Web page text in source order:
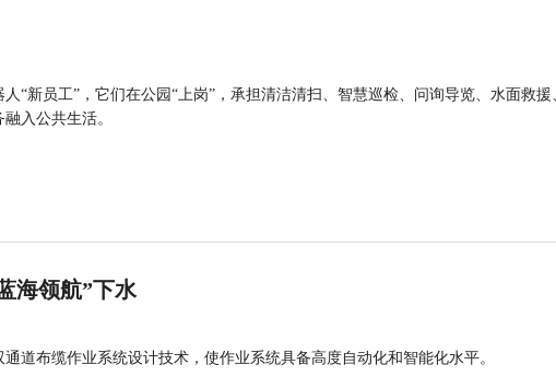
“新员工”，它们在公园“上岗”，承担清洁清扫、智慧巡检、问询导览、水面救援
入公共生活。
海领航”下水
道布缆作业系统设计技术，使作业系统具备高度自动化和智能化水平。